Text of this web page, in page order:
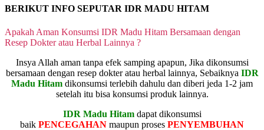
BERIKUT INFO SEPUTAR IDR MADU HITAM
Apakah Aman Konsumsi IDR Madu Hitam Bersamaan dengan
Resep Dokter atau Herbal Lainnya ?
Insya Allah aman tanpa efek samping apapun, Jika dikonsumsi
bersamaan dengan resep dokter atau herbal lainnya, Sebaiknya IDR
Madu Hitam dikonsumsi terlebih dahulu dan diberi jeda 1-2 jam
setelah itu bisa konsumsi produk lainnya.
IDR Madu Hitamdapat dikonsumsi
baik PENCEGAHAN maupun proses PENYEMBUHAN